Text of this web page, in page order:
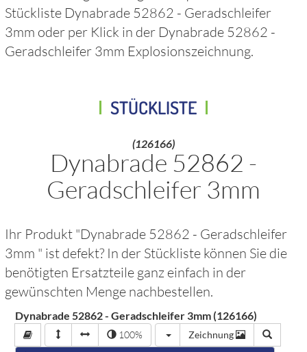
Stückliste Dynabrade 52862 - Geradschleifer
3mm oder per Klick in der Dynabrade 52862 -
Geradschleifer 3mm Explosionszeichnung.
STÜCKLISTE
(126166)
Dynabrade 52862 -
Geradschleifer 3mm
Ihr Produkt "Dynabrade 52862 - Geradschleifer
3mm " ist defekt? In der Stückliste können Sie die
benötigten Ersatzteile ganz einfach in der
gewünschten Menge nachbestellen.
Dynabrade 52862 - Geradschleifer 3mm (126166)
100% Zeichnung